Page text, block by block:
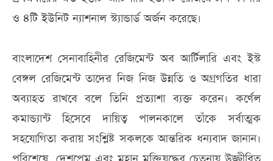
ও ৪টি ইউনিট ন্যাশনাল স্ট্যান্ডার্ড অর্জন করেছে।
বাংলাদেশ সেনাবাহিনীর রেজিমেন্ট অব আর্টিলারি এবং ইস্ট
বেঙ্গল রেজিমেন্ট তাদের নিজ নিজ উন্নতি ও অগ্রগতির ধারা
অব্যাহত রাখবে বলে তিনি প্রত্যাশা ব্যক্ত করেন। কর্ণেল
কমান্ড্যান্ট হিসেবে দায়িত্ব পালনকালে তাঁকে সর্বাত্মক
সহযোগিতা করায় সংশ্লিষ্ট সকলকে আন্তরিক ধন্যবাদ জানান।